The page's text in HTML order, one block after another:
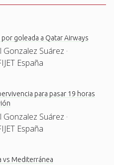
por goleada a Qatar Airways
Gonzalez Suárez ·
España
para pasar 19 horas
Gonzalez Suárez ·
España
vs Mediterránea